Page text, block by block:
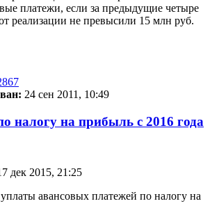
платежи, если за предыдущие четыре
реализации не превысили 15 млн руб.
24 сен 2011, 10:49
налогу на прибыль с 2016 года
дек 2015, 21:25
авансовых платежей по налогу на